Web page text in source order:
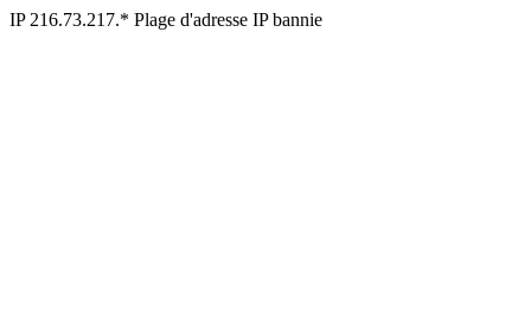
IP 216.73.217.* Plage d'adresse IP bannie